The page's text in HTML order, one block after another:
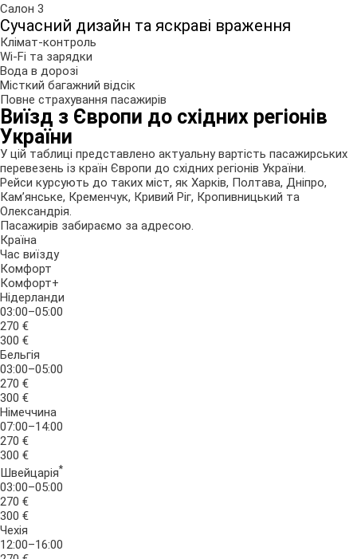
Салон 3
Сучасний дизайн та яскраві враження
Клімат-контроль
Wi-Fi та зарядки
Вода в дорозі
Місткий багажний відсік
Повне страхування пасажирів
Виїзд з Європи до східних регіонів
України
У цій таблиці представлено актуальну вартість пасажирських
перевезень із країн Європи до східних регіонів України.
Рейси курсують до таких міст, як Харків, Полтава, Дніпро,
Кам’янське, Кременчук, Кривий Ріг, Кропивницький та
Олександрія.
Пасажирів забираємо за адресою.
Країна
Час виїзду
Комфорт
Комфорт+
Нідерланди
03:00–05:00
270 €
300 €
Бельгія
03:00–05:00
270 €
300 €
Німеччина
07:00–14:00
270 €
300 €
Швейцарія*
03:00–05:00
270 €
300 €
Чехія
12:00–16:00